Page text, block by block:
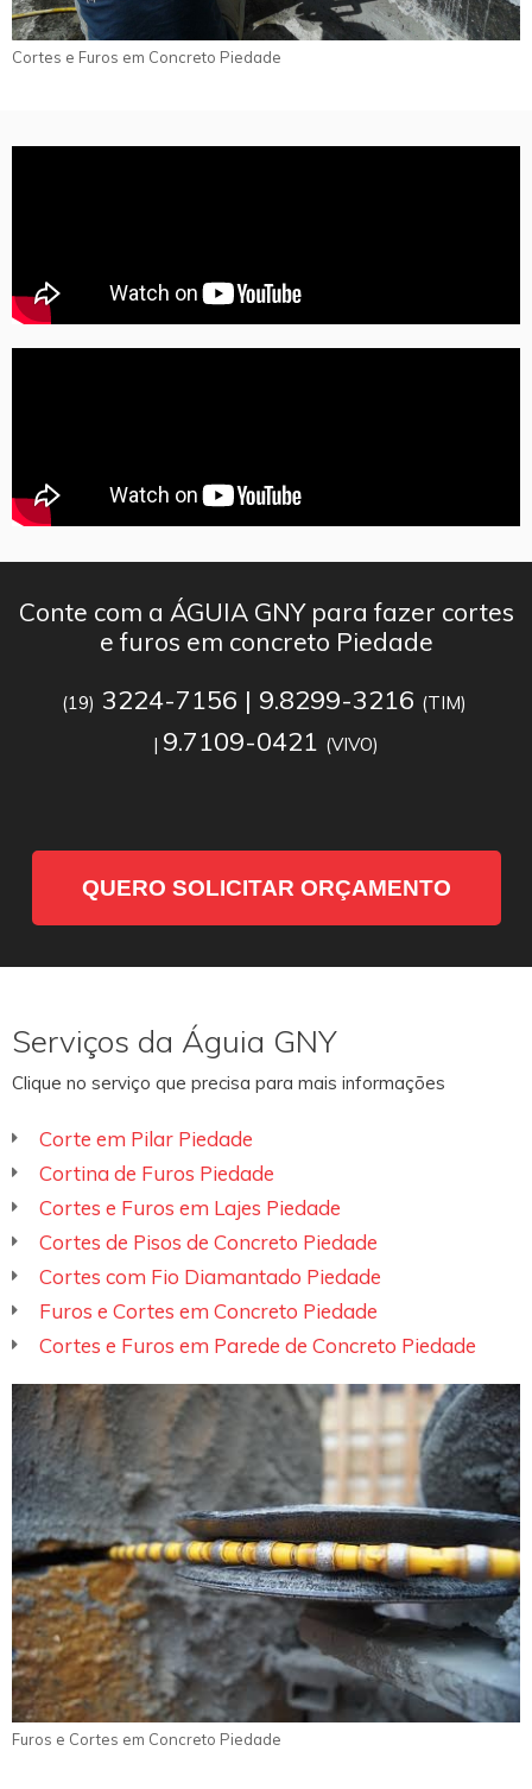
Cortes e Furos em Concreto Piedade
Conte com a ÁGUIA GNY para fazer cortes
e furos em concreto Piedade
(19) 3224-7156 | 9.8299-3216 (TIM)
| 9.7109-0421 (VIVO)
QUERO SOLICITAR ORÇAMENTO
Serviços da Águia GNY
Clique no serviço que precisa para mais informações
Corte em Pilar Piedade
Cortina de Furos Piedade
Cortes e Furos em Lajes Piedade
Cortes de Pisos de Concreto Piedade
Cortes com Fio Diamantado Piedade
Furos e Cortes em Concreto Piedade
Cortes e Furos em Parede de Concreto Piedade
Furos e Cortes em Concreto Piedade